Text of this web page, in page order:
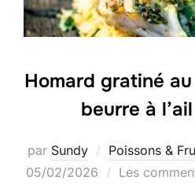
Homard gratiné
beurre à
par Sundy Poissons &
05/02/2026 Les